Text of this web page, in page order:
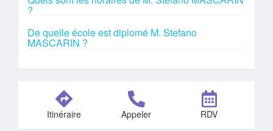
?
De quelle école est diplomé M. Stefano
MASCARIN ?
Itinéraire Appeler RDV